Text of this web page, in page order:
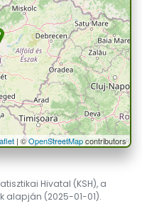
| ©OpenStreetMapcontributors
Hivatal (KSH), a
alapján (2025-01-01).